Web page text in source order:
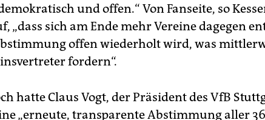
und offen.“ Von Fanseite, so
„dass sich am Ende mehr Vereine dagegen
offen wiederholt wird, was
fordern“.
hatte Claus Vogt, der Präsident des VfB
„erneute, transparente Abstimmung aller